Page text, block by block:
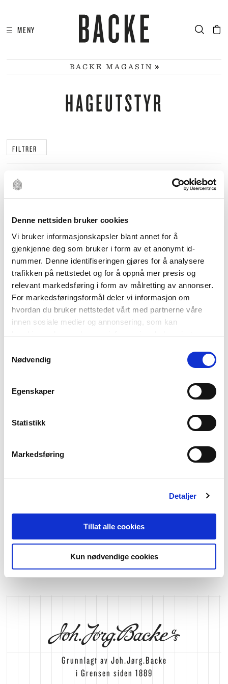
Denne nettsiden bruker cookies
Vi bruker informasjonskapsler blant annet for å
gjenkjenne deg som bruker i form av et anonymt id-
nummer. Denne identifiseringen gjøres for å analysere
trafikken på nettstedet og for å oppnå mer presis og
relevant markedsføring i form av målretting av annonser.
For markedsføringsformål deler vi informasjon om
hvordan du bruker nettstedet vårt med partnerne våre
innen sosiale medier og annonsering, som kan
kombinere den med annen informasjon du har gjort
din bruk av tjenestene deres. Les mer om hvilke
opplysninger vi samler og hva vi ber om samtykke til i
Nødvendig
Egenskaper
Statistikk
Markedsføring
Detaljer
Tillat alle cookies
Kun nødvendige cookies
MENY
BACKE MAGASIN
HAGEUTSTYR
FILTRER
Ernst
ERNST
naturhvit
519,-
ERNST
salvie
519,-
vannkanne 45×16,5x39cm
Grunnlagt av Joh.Jørg.Backe
i Grensen siden 1889